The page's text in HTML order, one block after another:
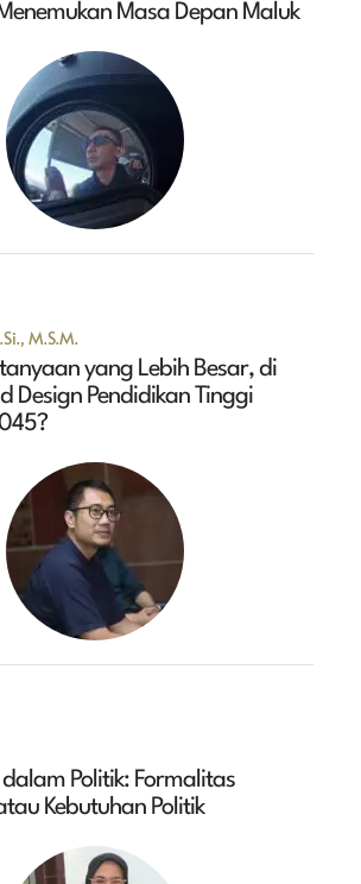
Masa Depan Maluk
M.S.M.
yang Lebih Besar, di
Design Pendidikan Tinggi
Politik: Formalitas
Kebutuhan Politik